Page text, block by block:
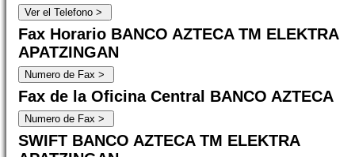
Fax Horario BANCO AZTECA TM ELEKTRA
APATZINGAN
Fax de la Oficina Central BANCO AZTECA
SWIFT BANCO AZTECA TM ELEKTRA